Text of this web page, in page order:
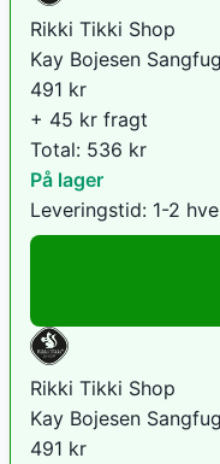
Rikki Tikki Shop
Kay Bojesen
491 kr
+ 45 kr fragt
Total: 536 kr
På lager
Leveringstid: 1-2
Rikki Tikki Shop
Kay Bojesen
491 kr